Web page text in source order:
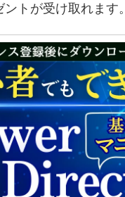
トが受け取れます。